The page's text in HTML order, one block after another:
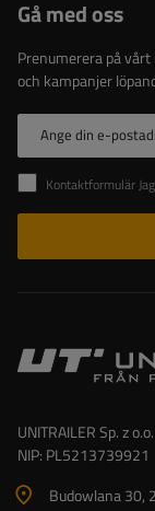
Gå med oss
Prenumerera på
och kampanjer
Ange din e-
Kontaktformulär Jag samtycker till att
UNITRAILER Sp. z o.o.
NIP: PL5213739921
Budowlana 30,